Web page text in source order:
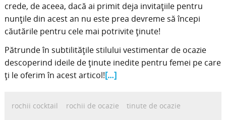
crede, de aceea, dacă ai primit deja invitațiile pentru
nunțile din acest an nu este prea devreme să începi
căutările pentru cele mai potrivite ținute!
Pătrunde în subtilitățile stilului vestimentar de ocazie
descoperind ideile de ținute inedite pentru femei pe care
ți le oferim în acest articol![…]
rochii cocktail rochii de ocazie
tinute de ocazie